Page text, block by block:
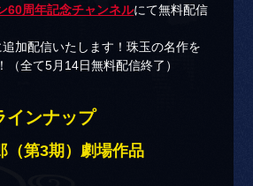
60周年記念チャンネルにて無料配信
加配信いたします！珠玉の名作を
（全て5月14日無料配信終了）
インナップ
（第3期）劇場作品